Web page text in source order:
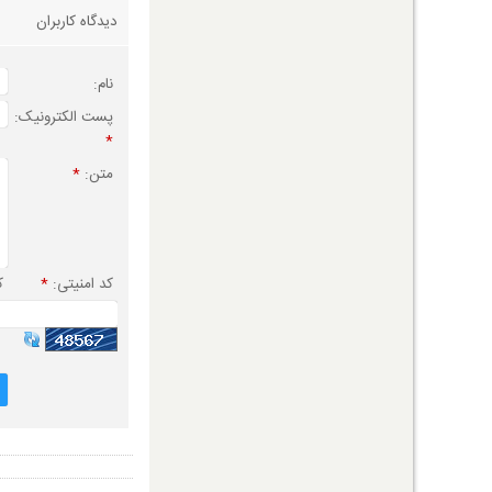
دیدگاه کاربران
نام:
پست الکترونیک:
*
متن: *
کد امنیتی: *